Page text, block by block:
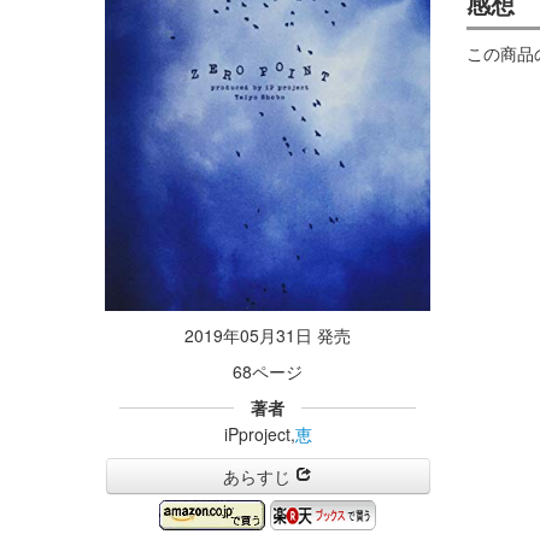
2019年05月31日 発売
68ページ
著者
iPproject,恵
あらすじ
この商品